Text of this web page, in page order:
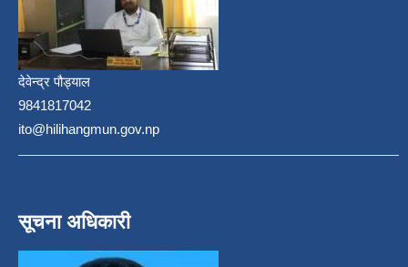
देवेन्द्र पौड्याल
9841817042
ito@hilihangmun.gov.np
सूचना अधिकारी